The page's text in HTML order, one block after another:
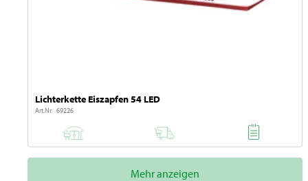
Lichterkette Eiszapfen 54 LED
Art.Nr. 69226
Mehr anzeigen